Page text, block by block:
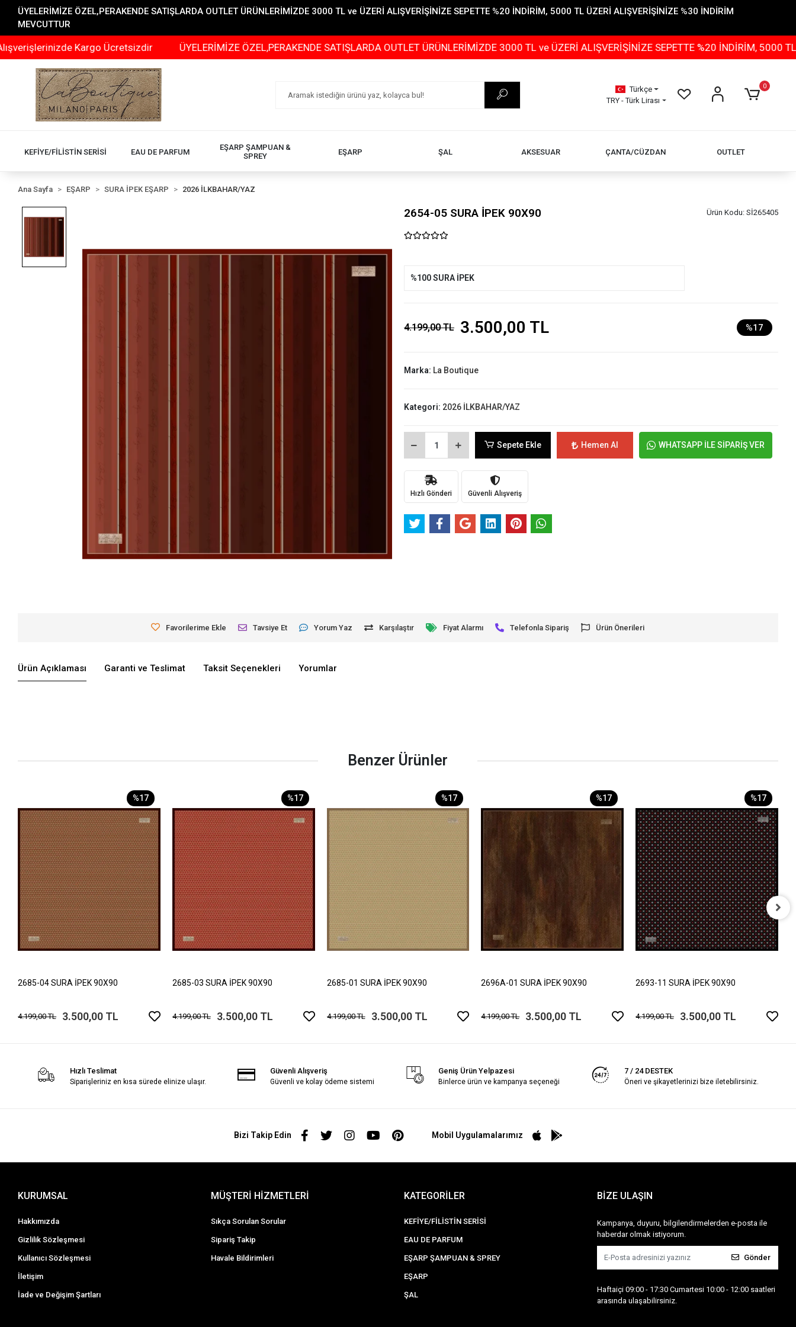
ÜYELERİMİZE ÖZEL,PERAKENDE SATIŞLARDA OUTLET ÜRÜNLERİMİZDE 3000 TL ve ÜZERİ ALIŞVERİŞİNİZE SEPETTE %20 İNDİRİM, 5000 TL ÜZERİ ALIŞVERİŞİNİZE %30 İNDİRİM
MEVCUTTUR
Kargo Ücretsizdir ÜYELERİMİZE ÖZEL,PERAKENDE SATIŞLARDA OUTLET ÜRÜNLERİMİZDE 3000 TL ve ÜZERİ ALIŞVERİŞİNİZE SEPETTE %20 İNDİRİM, 5000 TL ÜZERİ
Türkçe
TRY - Türk Lirası
0
KEFİYE/FİLİSTİN SERİSİ EAU DE PARFUM
EŞARP ŞAMPUAN &
SPREY
EŞARP ŞAL AKSESUAR ÇANTA/CÜZDAN OUTLET
Ana Sayfa EŞARP SURA İPEK EŞARP 2026 İLKBAHAR/YAZ
2654-05 SURA İPEK 90X90 Ürün Kodu: Sİ265405
%100 SURA İPEK
4.199,00 TL 3.500,00 TL %17
Marka: La Boutique
Kategori: 2026 İLKBAHAR/YAZ
Sepete Ekle Hemen Al WHATSAPP İLE SİPARİŞ VER
Hızlı Gönderi Güvenli Alışveriş
Favorilerime Ekle Tavsiye Et Yorum Yaz Karşılaştır Fiyat Alarmı Telefonla Sipariş Ürün Önerileri
Ürün Açıklaması Garanti ve Teslimat Taksit Seçenekleri Yorumlar
Benzer Ürünler
%17
2685-04 SURA İPEK 90X90
4.199,00 TL 3.500,00 TL
%17
2685-03 SURA İPEK 90X90
4.199,00 TL 3.500,00 TL
%17
2685-01 SURA İPEK 90X90
4.199,00 TL 3.500,00 TL
%17
2696A-01 SURA İPEK 90X90
4.199,00 TL 3.500,00 TL
%17
2693-11 SURA İPEK 90X90
4.199,00 TL 3.500,00 TL
Hızlı Teslimat
Siparişleriniz en kısa sürede elinize ulaşır.
Güvenli Alışveriş
Güvenli ve kolay ödeme sistemi
Geniş Ürün Yelpazesi
Binlerce ürün ve kampanya seçeneği
7 / 24 DESTEK
Öneri ve şikayetlerinizi bize iletebilirsiniz.
Bizi Takip Edin Mobil Uygulamalarımız
KURUMSAL
Hakkımızda
Gizlilik Sözleşmesi
Kullanıcı Sözleşmesi
İletişim
İade ve Değişim Şartları
MÜŞTERİ HİZMETLERİ
Sıkça Sorulan Sorular
Sipariş Takip
Havale Bildirimleri
KATEGORİLER
KEFİYE/FİLİSTİN SERİSİ
EAU DE PARFUM
EŞARP ŞAMPUAN & SPREY
EŞARP
ŞAL
BİZE ULAŞIN
Kampanya, duyuru, bilgilendirmelerden e-posta ile
haberdar olmak istiyorum.
Gönder
Haftaiçi 09:00 - 17:30 Cumartesi 10:00 - 12:00 saatleri
arasında ulaşabilirsiniz.